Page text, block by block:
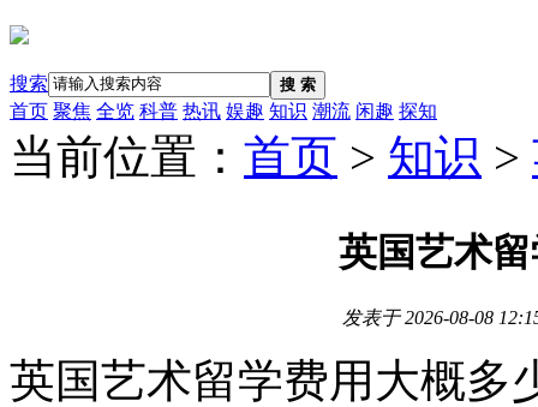
搜索 搜 索
首页 聚焦 全览 科普 热讯 娱趣 知识 潮流 闲趣 探知
当前位置： 首页 > 知识 >
英国艺术
发表于2026-08-08
英国艺术留学费用大概多